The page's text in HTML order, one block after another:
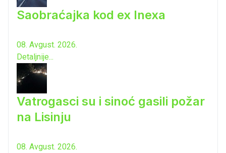
Saobraćajka kod ex Inexa
08. Avgust. 2026.
Detaljnije...
Vatrogasci su i sinoć gasili požar
na Lisinju
08. Avgust. 2026.